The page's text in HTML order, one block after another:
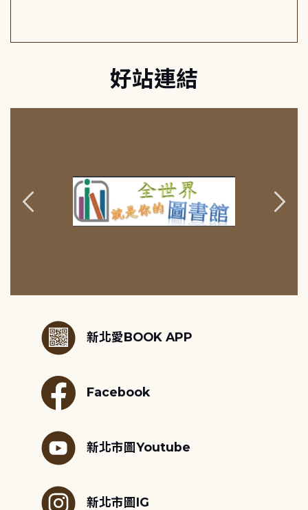
好站連結
新北愛BOOK APP
Facebook
新北市圖Youtube
新北市圖IG